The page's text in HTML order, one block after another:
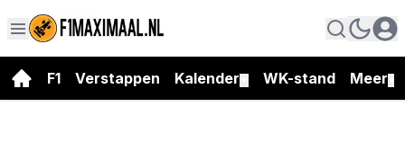
F1 Verstappen Kalender WK-stand Meer